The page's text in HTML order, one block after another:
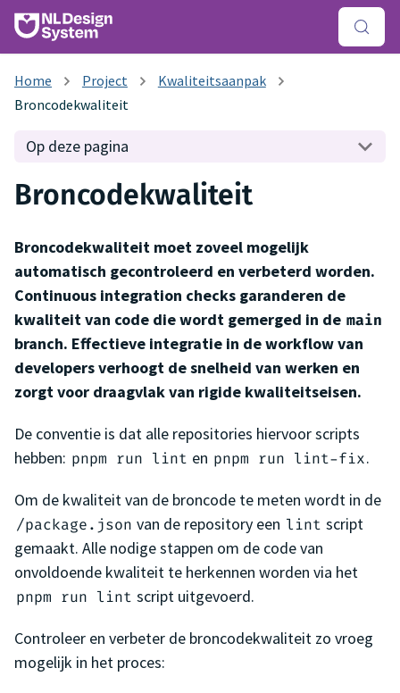
Project
Kwaliteitsaanpak
Broncodekwaliteit
Op deze pagina
Broncodekwaliteit
Broncodekwaliteit moet zoveel mogelijk
automatisch gecontroleerd en verbeterd worden.
Continuous integration checks garanderen de
kwaliteit van code die wordt gemerged in de main
branch. Effectieve integratie in de workflow van
developers verhoogt de snelheid van werken en
zorgt voor draagvlak van rigide kwaliteitseisen.
De conventie is dat alle repositories hiervoor scripts
hebben: pnpm run lint en pnpm run lint-fix.
Om de kwaliteit van de broncode te meten wordt in de
/package.json van de repository een lint script
gemaakt. Alle nodige stappen om de code van
onvoldoende kwaliteit te herkennen worden via het
pnpm run lint script uitgevoerd.
Controleer en verbeter de broncodekwaliteit zo vroeg
mogelijk in het proces: